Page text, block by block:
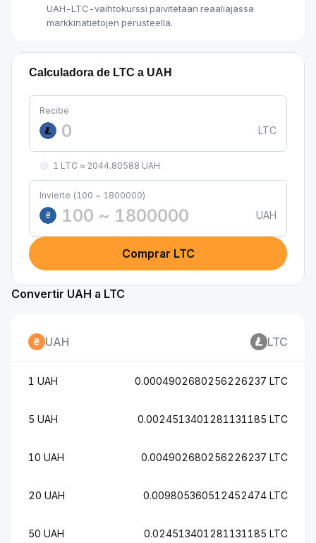
UAH-LTC-vaihtokurssi päivitetään reaaliajassa
markkinatietojen perusteella.
Calculadora de LTC a UAH
Recibe
LTC
1 LTC ≈ 2044.80588 UAH
Invierte (100 ~ 1800000)
₴
UAH
Comprar LTC
Convertir UAH a LTC
UAH LTC
1 UAH 0.0004902680256226237 LTC
5 UAH 0.0024513401281131185 LTC
10 UAH 0.004902680256226237 LTC
20 UAH 0.009805360512452474 LTC
50 UAH 0.024513401281131185 LTC